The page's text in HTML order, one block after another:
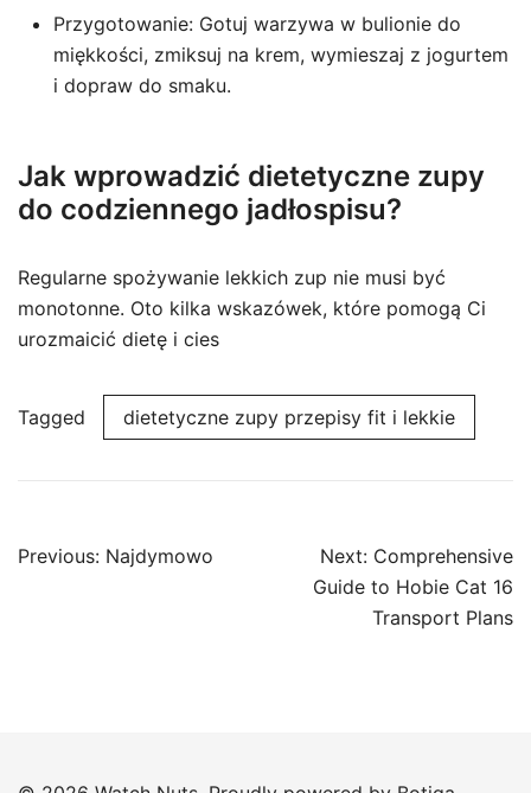
Przygotowanie: Gotuj warzywa w bulionie do
miękkości, zmiksuj na krem, wymieszaj z jogurtem
i dopraw do smaku.
Jak wprowadzić dietetyczne zupy
do codziennego jadłospisu?
Regularne spożywanie lekkich zup nie musi być
monotonne. Oto kilka wskazówek, które pomogą Ci
urozmaicić dietę i cies
Tagged dietetyczne zupy przepisy fit i lekkie
Post
Previous: Najdymowo Next: Comprehensive
Guide to Hobie Cat 16
Transport Plans